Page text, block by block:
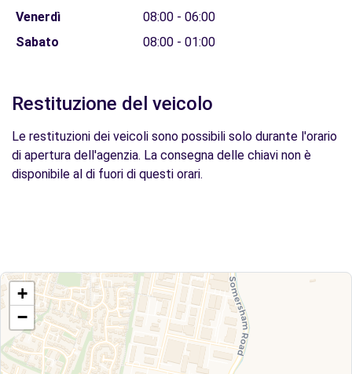
Venerdì
08:00 - 06:00
Sabato
08:00 - 01:00
Restituzione del veicolo
Le restituzioni dei veicoli sono possibili solo durante l'orario
di apertura dell'agenzia. La consegna delle chiavi non è
disponibile al di fuori di questi orari.
+
−